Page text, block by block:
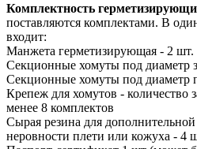
Комплектность
поставляются комплектами. В
входит:
Манжета герметизирующая - 2 шт.
Секционные хомуты под диаметр
Секционные хомуты под диаметр
Крепеж для хомутов - количество
менее 8 комплектов
Сырая резина для
неровности плети или кожуха - 4